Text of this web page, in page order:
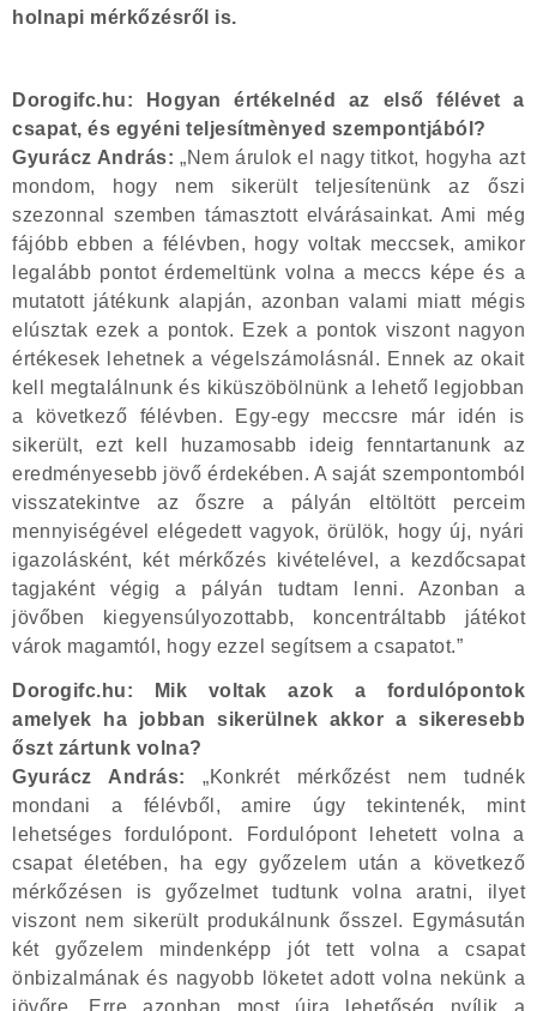
holnapi mérkőzésről is.
Dorogifc.hu: Hogyan értékelnéd az első félévet a
csapat, és egyéni teljesítmènyed szempontjából?
Gyurácz András: „Nem árulok el nagy titkot, hogyha azt
mondom, hogy nem sikerült teljesítenünk az őszi
szezonnal szemben támasztott elvárásainkat. Ami még
fájóbb ebben a félévben, hogy voltak meccsek, amikor
legalább pontot érdemeltünk volna a meccs képe és a
mutatott játékunk alapján, azonban valami miatt mégis
elúsztak ezek a pontok. Ezek a pontok viszont nagyon
értékesek lehetnek a végelszámolásnál. Ennek az okait
kell megtalálnunk és kiküszöbölnünk a lehető legjobban
a következő félévben. Egy-egy meccsre már idén is
sikerült, ezt kell huzamosabb ideig fenntartanunk az
eredményesebb jövő érdekében. A saját szempontomból
visszatekintve az őszre a pályán eltöltött perceim
mennyiségével elégedett vagyok, örülök, hogy új, nyári
igazolásként, két mérkőzés kivételével, a kezdőcsapat
tagjaként végig a pályán tudtam lenni. Azonban a
jövőben kiegyensúlyozottabb, koncentráltabb játékot
várok magamtól, hogy ezzel segítsem a csapatot.”
Dorogifc.hu: Mik voltak azok a fordulópontok
amelyek ha jobban sikerülnek akkor a sikeresebb
őszt zártunk volna?
Gyurácz András: „Konkrét mérkőzést nem tudnék
mondani a félévből, amire úgy tekintenék, mint
lehetséges fordulópont. Fordulópont lehetett volna a
csapat életében, ha egy győzelem után a következő
mérkőzésen is győzelmet tudtunk volna aratni, ilyet
viszont nem sikerült produkálnunk ősszel. Egymásután
két győzelem mindenképp jót tett volna a csapat
önbizalmának és nagyobb löketet adott volna nekünk a
jövőre. Erre azonban most újra lehetőség nyílik a